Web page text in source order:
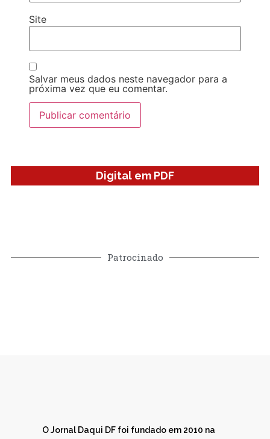
Site
Salvar meus dados neste navegador para a
próxima vez que eu comentar.
Digital em PDF
Patrocinado
O Jornal Daqui DF foi fundado em 2010 na